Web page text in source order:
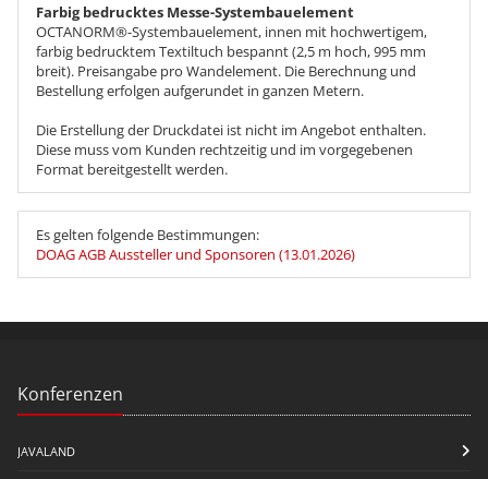
Farbig bedrucktes Messe-Systembauelement
OCTANORM®-Systembauelement, innen mit hochwertigem,
farbig bedrucktem Textiltuch bespannt (2,5 m hoch, 995 mm
breit). Preisangabe pro Wandelement. Die Berechnung und
Bestellung erfolgen aufgerundet in ganzen Metern.
Die Erstellung der Druckdatei ist nicht im Angebot enthalten.
Diese muss vom Kunden rechtzeitig und im vorgegebenen
Format bereitgestellt werden.
Es gelten folgende Bestimmungen:
DOAG AGB Aussteller und Sponsoren (13.01.2026)
Konferenzen
JAVALAND